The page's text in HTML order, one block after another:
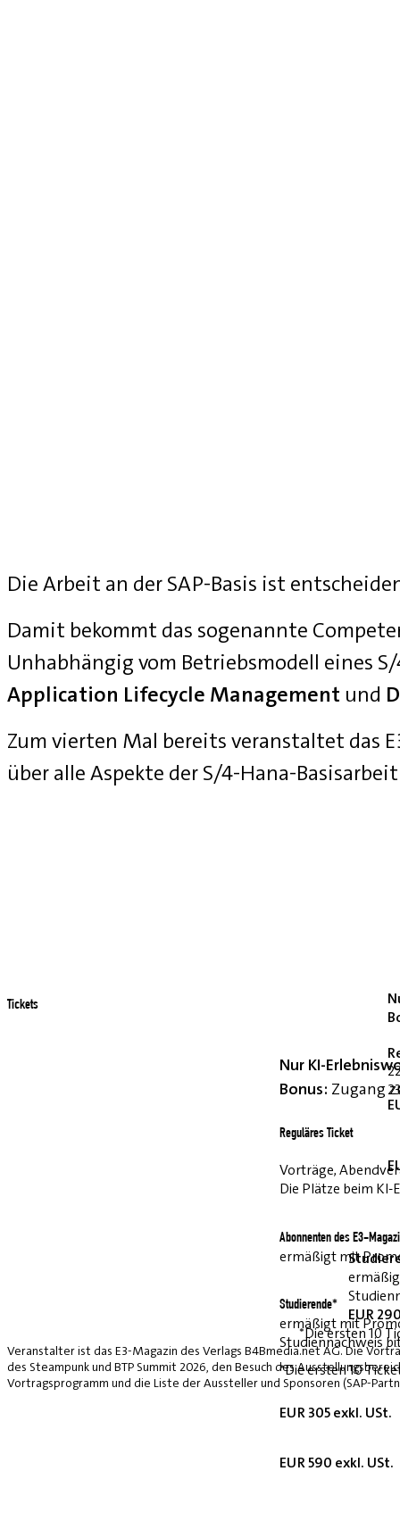
Die Arbeit an der SAP-Basis ist
Damit bekommt das sogenannte
Unhabhängig vom Betriebsmodell eines
Application Lifecycle Management und
Zum vierten Mal bereits veranstaltet das
über alle Aspekte der S/4-Hana-
Nur KI-
Bonus: Zugang
Reguläres Ticket
Vorträge,
Die Plätze beim
Abonnenten des E3-
ermäßigt mit
Studierende*
ermäßigt mit
Studiennachweis
*Die ersten 10
EUR 305 exkl. USt.
EUR 590 exkl. USt.
Tickets
EUR
*Die ersten 10
Veranstalter ist das E3-Magazin des Verlags B4Bmedia.net AG. Die
des Steampunk und BTP Summit 2026, den Besuch des
Vortragsprogramm und die Liste der Aussteller und Sponsoren (SAP-